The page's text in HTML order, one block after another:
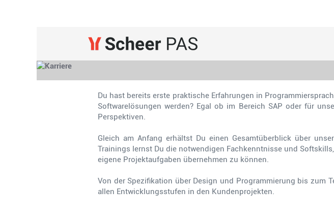
Software
Du hast bereits erste praktische Erfahrungen in
Softwarelösungen werden? Egal ob im Bereich SAP oder für
Perspektiven.
Gleich am Anfang erhältst Du einen Gesamtüberblick über
Trainings lernst Du die notwendigen Fachkenntnisse und
eigene Projektaufgaben übernehmen zu können.
Von der Spezifikation über Design und Programmierung bis zum
allen Entwicklungsstufen in den Kundenprojekten.